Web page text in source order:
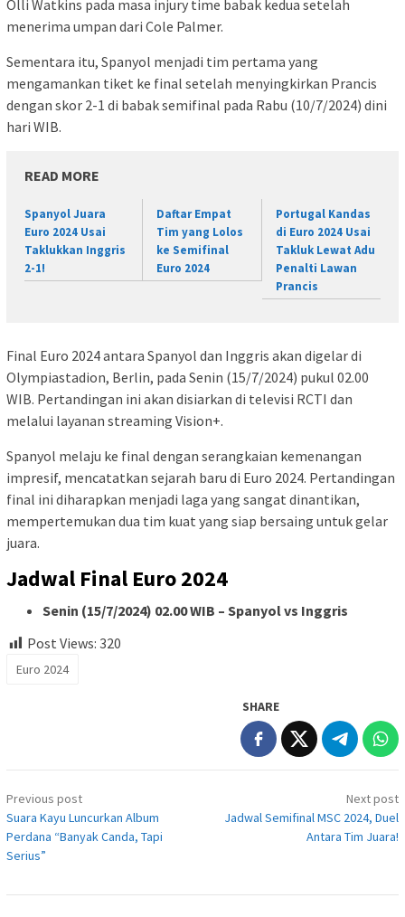
Olli Watkins pada masa injury time babak kedua setelah
menerima umpan dari Cole Palmer.
Sementara itu, Spanyol menjadi tim pertama yang
mengamankan tiket ke final setelah menyingkirkan Prancis
dengan skor 2-1 di babak semifinal pada Rabu (10/7/2024) dini
hari WIB.
READ MORE
Spanyol Juara
Euro 2024 Usai
Taklukkan Inggris
2-1!
Daftar Empat
Tim yang Lolos
ke Semifinal
Euro 2024
Portugal Kandas
di Euro 2024 Usai
Takluk Lewat Adu
Penalti Lawan
Prancis
Final Euro 2024 antara Spanyol dan Inggris akan digelar di
Olympiastadion, Berlin, pada Senin (15/7/2024) pukul 02.00
WIB. Pertandingan ini akan disiarkan di televisi RCTI dan
melalui layanan streaming Vision+.
Spanyol melaju ke final dengan serangkaian kemenangan
impresif, mencatatkan sejarah baru di Euro 2024. Pertandingan
final ini diharapkan menjadi laga yang sangat dinantikan,
mempertemukan dua tim kuat yang siap bersaing untuk gelar
juara.
Jadwal Final Euro 2024
Senin (15/7/2024) 02.00 WIB – Spanyol vs Inggris
Post Views: 320
Euro 2024
SHARE
Post
navigation
Previous post
Suara Kayu Luncurkan Album
Perdana “Banyak Canda, Tapi
Serius”
Next post
Jadwal Semifinal MSC 2024, Duel
Antara Tim Juara!